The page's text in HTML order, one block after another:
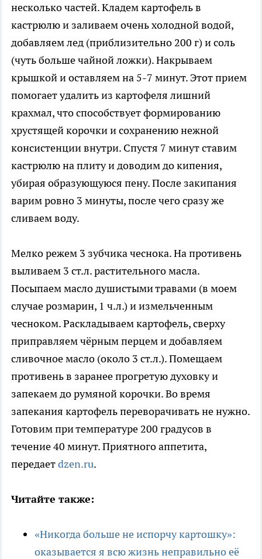
несколько частей. Кладем картофель в
кастрюлю и заливаем очень холодной водой,
добавляем лед (приблизительно 200 г) и соль
(чуть больше чайной ложки). Накрываем
крышкой и оставляем на 5-7 минут. Этот прием
помогает удалить из картофеля лишний
крахмал, что способствует формированию
хрустящей корочки и сохранению нежной
консистенции внутри. Спустя 7 минут ставим
кастрюлю на плиту и доводим до кипения,
убирая образующуюся пену. После закипания
варим ровно 3 минуты, после чего сразу же
сливаем воду.
Мелко режем 3 зубчика чеснока. На противень
выливаем 3 ст.л. растительного масла.
Посыпаем масло душистыми травами (в моем
случае розмарин, 1 ч.л.) и измельченным
чесноком. Раскладываем картофель, сверху
приправляем чёрным перцем и добавляем
сливочное масло (около 3 ст.л.). Помещаем
противень в заранее прогретую духовку и
запекаем до румяной корочки. Во время
запекания картофель переворачивать не нужно.
Готовим при температуре 200 градусов в
течение 40 минут. Приятного аппетита,
передаетdzen.ru.
Читайте также:
«Никогда больше не испорчу картошку»:
оказывается я всю жизнь неправильно её